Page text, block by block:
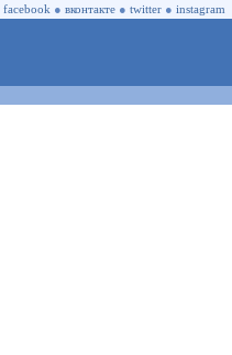
facebook ● вконтакте ● twitter ● instagram